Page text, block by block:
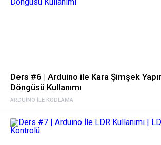
ARDUINO ILE KODLAMA
Ders #6 | Arduino ile Kara Şimşek
Döngüsü Kullanımı